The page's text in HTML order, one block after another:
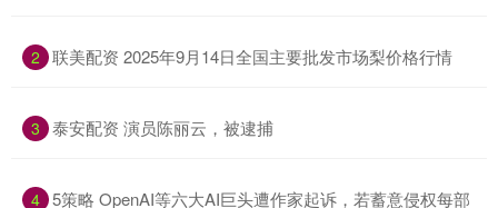
2 ​联美配资 2025年9月14日全国主要批发市场梨价格行情
3 ​泰安配资 演员陈丽云，被逮捕
4 ​5策略 OpenAI等六大AI巨头遭作家起诉，若蓄意侵权每部